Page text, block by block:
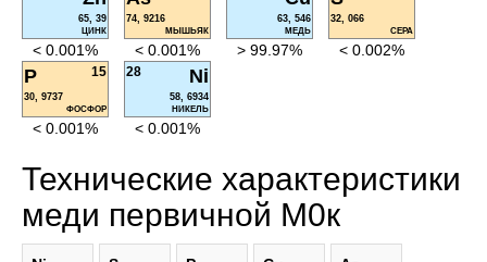
65, 39
ЦИНК
< 0.001%
74, 9216
МЫШЬЯК
< 0.001%
63, 546
МЕДЬ
> 99.97%
32, 066
СЕРА
< 0.002%
P 15
30, 9737
ФОСФОР
< 0.001%
Ni
28
58, 6934
НИКЕЛЬ
< 0.001%
Технические характеристики
меди первичной М0к